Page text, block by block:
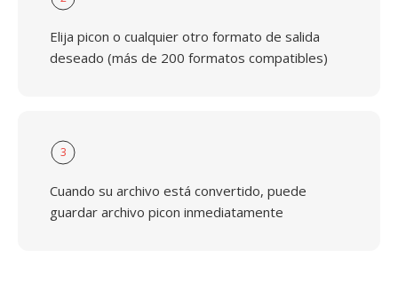
Elija picon o cualquier otro formato de salida
deseado (más de 200 formatos compatibles)
3
Cuando su archivo está convertido, puede
guardar archivo picon inmediatamente